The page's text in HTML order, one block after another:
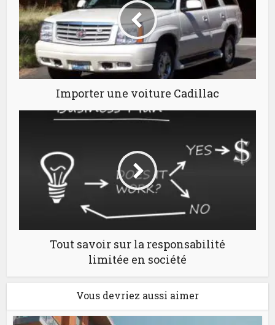
Importer une voiture Cadillac
Tout savoir sur la responsabilité
limitée en société
Vous devriez aussi aimer